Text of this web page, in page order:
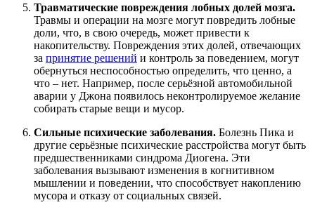
Травматические повреждения лобных долей мозга.
Травмы и операции на мозге могут повредить лобные
доли, что, в свою очередь, может привести к
накопительству. Повреждения этих долей, отвечающих
за принятие решений и контроль за поведением, могут
обернуться неспособностью определить, что ценно, а
что – нет. Например, после серьёзной автомобильной
аварии у Джона появилось неконтролируемое желание
собирать старые вещи и мусор.
Сильные психические заболевания. Болезнь Пика и
другие серьёзные психические расстройства могут быть
предшественниками синдрома Диогена. Эти
заболевания вызывают изменения в когнитивном
мышлении и поведении, что способствует накоплению
мусора и отказу от социальных связей.